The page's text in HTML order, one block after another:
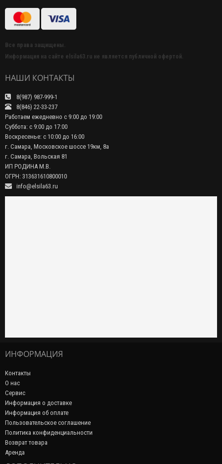
Все права защищены.
Информация на сайте elsila63.ru не является публичной офертой.
НАШИ КОНТАКТЫ
8(987) 987-999-1
8(846) 22-33-237
Работаем ежедневно с 9:00 до 19:00
Суббота: с 9:00 до 17:00
Воскресенье: с 10:00 до 16:00
г. Самара, Московское шоссе 19км, 8а
г. Самара, Вольская 81
ИП РОДИНА М.В.
ОГРН: 313631610800010
info@elsila63.ru
ИНФОРМАЦИЯ
Контакты
О нас
Сервис
Информация о доставке
Информация об оплате
Пользовательское соглашение
Политика конфиденциальности
Возврат товара
Аренда